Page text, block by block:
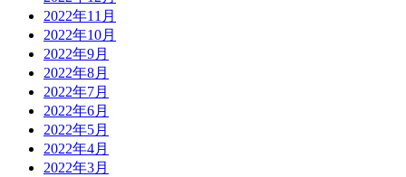
2022年11月
2022年10月
2022年9月
2022年8月
2022年7月
2022年6月
2022年5月
2022年4月
2022年3月